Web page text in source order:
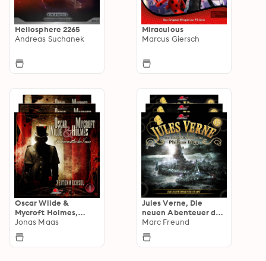
Heliosphere 2265
Andreas Suchanek
Miraculous
Marcus Giersch
Oscar Wilde &
Mycroft Holmes,
Sonderermittler der
Krone
Jonas Maas
Jules Verne, Die
neuen Abenteuer des
Phileas Fogg
Marc Freund